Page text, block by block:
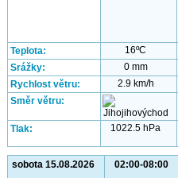
Teplota: 16ºC
Srážky:
0 mm
Rychlost větru:
2.9 km/h
Směr větru:
Tlak: 1022.5 hPa
sobota 15.08.2026 02:00-08:00